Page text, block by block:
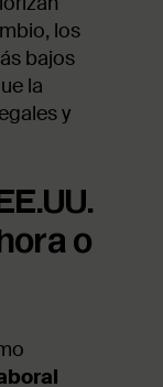
los
bajos
la
y
o